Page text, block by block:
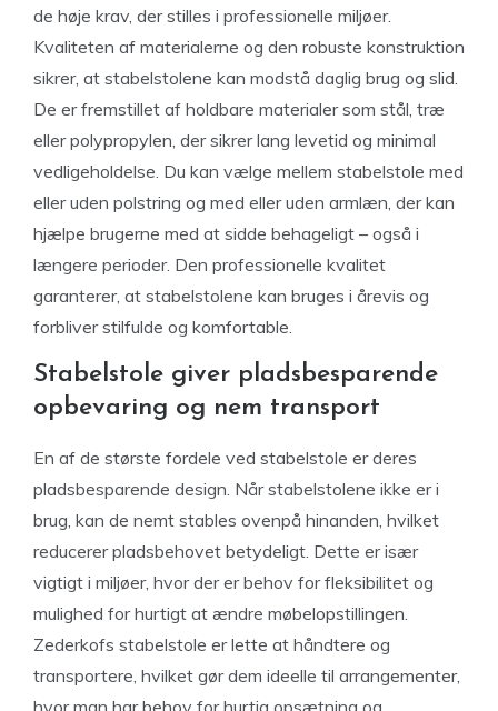
de høje krav, der stilles i professionelle miljøer.
Kvaliteten af materialerne og den robuste konstruktion
sikrer, at stabelstolene kan modstå daglig brug og slid.
De er fremstillet af holdbare materialer som stål, træ
eller polypropylen, der sikrer lang levetid og minimal
vedligeholdelse. Du kan vælge mellem stabelstole med
eller uden polstring og med eller uden armlæn, der kan
hjælpe brugerne med at sidde behageligt – også i
længere perioder. Den professionelle kvalitet
garanterer, at stabelstolene kan bruges i årevis og
forbliver stilfulde og komfortable.
Stabelstole giver pladsbesparende
opbevaring og nem transport
En af de største fordele ved stabelstole er deres
pladsbesparende design. Når stabelstolene ikke er i
brug, kan de nemt stables ovenpå hinanden, hvilket
reducerer pladsbehovet betydeligt. Dette er især
vigtigt i miljøer, hvor der er behov for fleksibilitet og
mulighed for hurtigt at ændre møbelopstillingen.
Zederkofs stabelstole er lette at håndtere og
transportere, hvilket gør dem ideelle til arrangementer,
hvor man har behov for hurtig opsætning og